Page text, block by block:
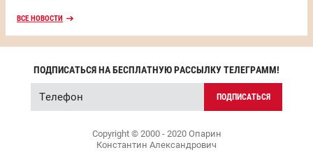
ВСЕ НОВОСТИ
ПОДПИСАТЬСЯ НА БЕСПЛАТНУЮ РАССЫЛКУ ТЕЛЕГРАММ!
ПОДПИСАТЬСЯ
Copyright © 2000 - 2020 Опарин
Константин Александрович